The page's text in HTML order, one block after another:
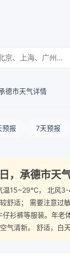
德市天气详情
预报 7天预报
承德市天气
温15~29℃， 北风3-
舒适； 需要注意过
衫裤等服装。年老
气清新。 舒适，白